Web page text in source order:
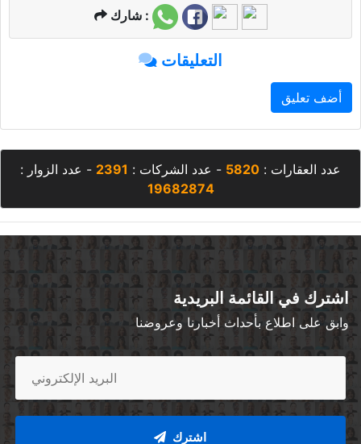
شارك :
التعليقات
أضف تعليق
عدد العقارات : 5820 - عدد الشركات : 2391 - عدد الزوار :
19682874
اشترك في القائمة البريدية
وابق على اطلاع بأحداث أخبارنا وعروضنا
اشترك